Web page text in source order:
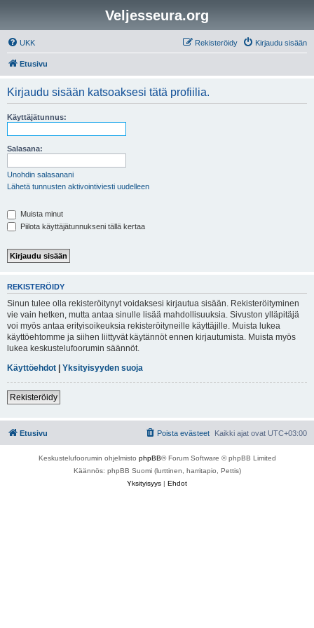
Veljesseura.org
UKK Kirjaudu sisään
Rekisteröidy
Etusivu
Kirjaudu sisään katsoaksesi tätä profiilia.
Käyttäjätunnus:
Salasana:
Unohdin salasanani
Lähetä tunnusten aktivointiviesti uudelleen
Muista minut
Piilota käyttäjätunnukseni tällä kertaa
REKISTERÖIDY
Sinun tulee olla rekisteröitynyt voidaksesi kirjautua sisään. Rekisteröityminen
vie vain hetken, mutta antaa sinulle lisää mahdollisuuksia. Sivuston ylläpitäjä
voi myös antaa erityisoikeuksia rekisteröityneille käyttäjille. Muista lukea
käyttöehtomme ja siihen liittyvät käytännöt ennen kirjautumista. Muista myös
lukea keskustelufoorumin säännöt.
Käyttöehdot | Yksityisyyden suoja
Rekisteröidy
Etusivu Kaikki ajat ovat UTC+03:00
Poista evästeet
Keskustelufoorumin ohjelmisto phpBB® Forum Software © phpBB Limited
Käännös: phpBB Suomi (lurttinen, harritapio, Pettis)
Yksityisyys | Ehdot